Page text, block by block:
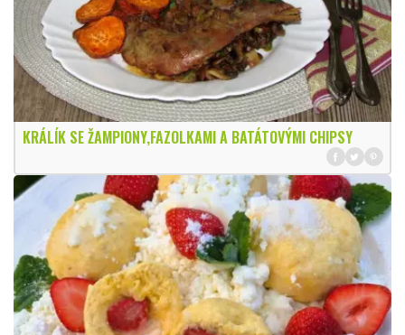
KRÁLÍK SE ŽAMPIONY,FAZOLKAMI A BATÁTOVÝMI CHIPSY